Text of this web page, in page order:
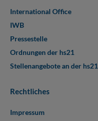
International Office
IWB
Pressestelle
Ordnungen der hs21
Stellenangebote an der hs21
Rechtliches
Impressum